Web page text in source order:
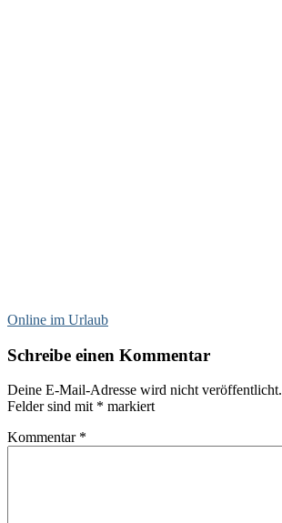
Online im Urlaub
Schreibe einen Kommentar
Deine E-Mail-Adresse wird nicht veröffentlicht.
Felder sind mit * markiert
Kommentar *